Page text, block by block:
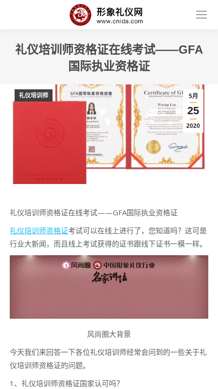
礼仪培训师资格证在线考试——GFA
国际执业资格证
5月
25
2020
礼仪培训师
礼仪培训师资格证在线考试——GFA国际执业资格证
礼仪培训师资格证考试可以在线上进行了，您知道吗？这可是
行业大新闻，而且线上考试获得的证书跟线下证书一模一样。
风尚圈大背景
今天我们来回答一下各位礼仪培训师经常会问到的一些关于礼
仪培训师资格证的问题。
1、礼仪培训师资格证国家认可吗？